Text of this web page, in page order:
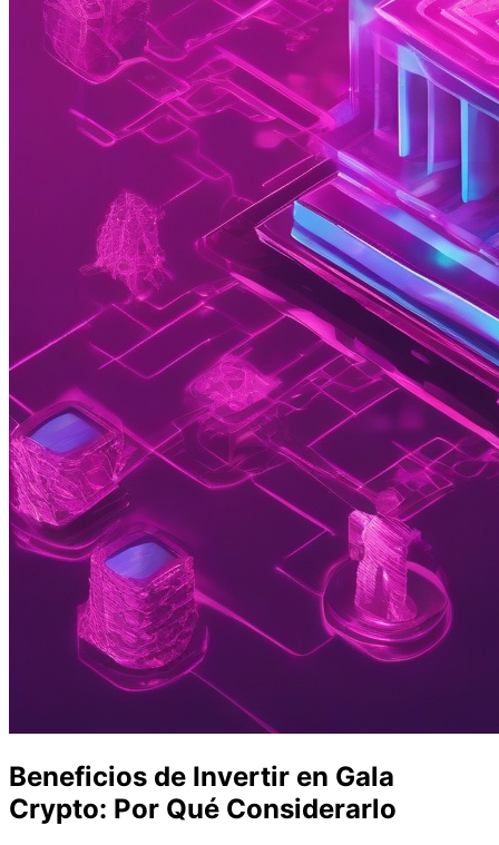
Beneficios de Invertir en Gala
Crypto: Por Qué Considerarlo